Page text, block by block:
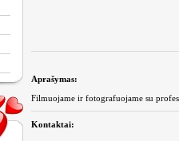
Aprašymas:
Filmuojame ir fotografuojame su
Kontaktai: